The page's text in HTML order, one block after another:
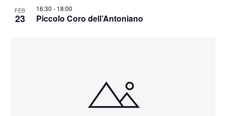
FEB
23 Piccolo Coro dell’Antoniano
16:30 - 18:00